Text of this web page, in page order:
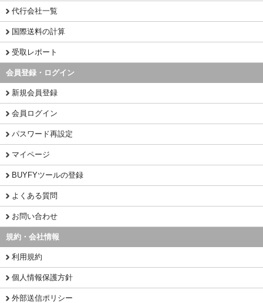
代行会社一覧
国際送料の計算
受取レポート
会員登録・ログイン
新規会員登録
会員ログイン
パスワード再設定
マイページ
BUYFYツールの登録
よくある質問
お問い合わせ
規約・会社情報
利用規約
個人情報保護方針
外部送信ポリシー